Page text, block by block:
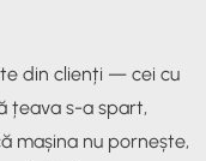
din clienți — cei cu
țeava s-a spart,
mașina nu pornește,